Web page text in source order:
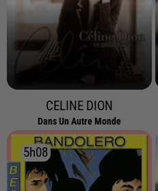
CELINE DION
Dans Un Autre Monde
5h08
5h08